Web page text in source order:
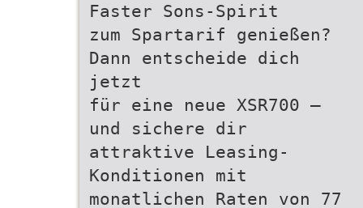
Faster Sons-Spirit
zum Spartarif genießen?
Dann entscheide dich
jetzt
für eine neue XSR700 –
und sichere dir
attraktive Leasing-
Konditionen mit
monatlichen Raten von 77